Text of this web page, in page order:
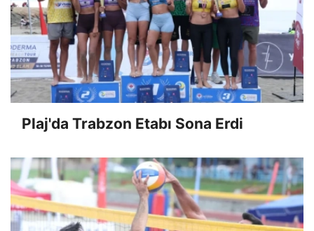
Plaj'da Trabzon Etabı Sona Erdi